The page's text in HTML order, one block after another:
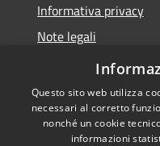
Informativa privacy
Note legali
Dichiarazione di
Questo sito web utilizza
necessari al corretto
nonché un cookie
informazioni